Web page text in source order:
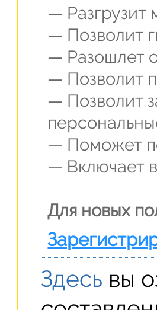
— Разгрузит
— Позволит
— Разошлет
— Позволит
— Позволит
— Поможет
— Включает
Для новых
Здесь вы